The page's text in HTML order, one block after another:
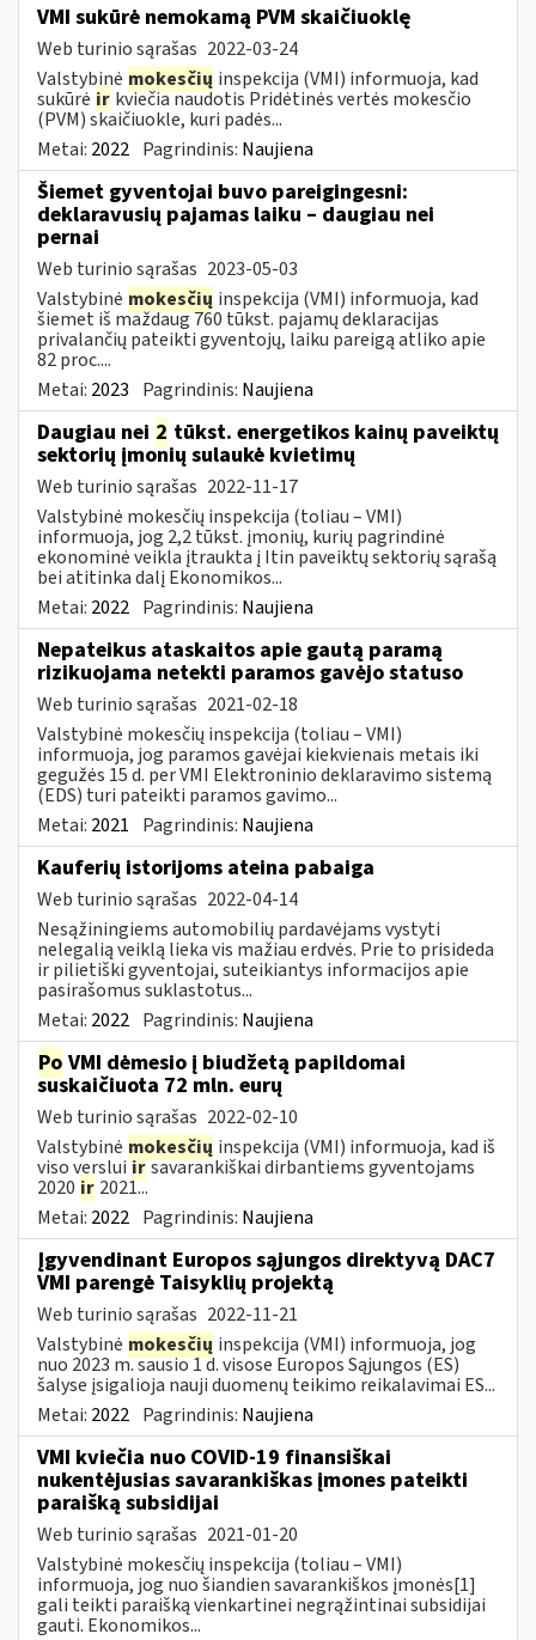
VMI sukūrė nemokamą PVM skaičiuoklę
Web turinio sąrašas 2022-03-24
Valstybinė mokesčių inspekcija (VMI) informuoja, kad
sukūrė ir kviečia naudotis Pridėtinės vertės mokesčio
(PVM) skaičiuokle, kuri padės...
Metai: 2022 Pagrindinis: Naujiena
Šiemet gyventojai buvo pareigingesni:
deklaravusių pajamas laiku – daugiau nei
pernai
Web turinio sąrašas 2023-05-03
Valstybinė mokesčių inspekcija (VMI) informuoja, kad
šiemet iš maždaug 760 tūkst. pajamų deklaracijas
privalančių pateikti gyventojų, laiku pareigą atliko apie
82 proc....
Metai: 2023 Pagrindinis: Naujiena
Daugiau nei 2 tūkst. energetikos kainų paveiktų
sektorių įmonių sulaukė kvietimų
Web turinio sąrašas 2022-11-17
Valstybinė mokesčių inspekcija (toliau – VMI)
informuoja, jog 2,2 tūkst. įmonių, kurių pagrindinė
ekonominė veikla įtraukta į Itin paveiktų sektorių sąrašą
bei atitinka dalį Ekonomikos...
Metai: 2022 Pagrindinis: Naujiena
Nepateikus ataskaitos apie gautą paramą
rizikuojama netekti paramos gavėjo statuso
Web turinio sąrašas 2021-02-18
Valstybinė mokesčių inspekcija (toliau – VMI)
informuoja, jog paramos gavėjai kiekvienais metais iki
gegužės 15 d. per VMI Elektroninio deklaravimo sistemą
(EDS) turi pateikti paramos gavimo...
Metai: 2021 Pagrindinis: Naujiena
Kauferių istorijoms ateina pabaiga
Web turinio sąrašas 2022-04-14
Nesąžiningiems automobilių pardavėjams vystyti
nelegalią veiklą lieka vis mažiau erdvės. Prie to prisideda
ir pilietiški gyventojai, suteikiantys informacijos apie
pasirašomus suklastotus...
Metai: 2022 Pagrindinis: Naujiena
Po VMI dėmesio į biudžetą papildomai
suskaičiuota 72 mln. eurų
Web turinio sąrašas 2022-02-10
Valstybinė mokesčių inspekcija (VMI) informuoja, kad iš
viso versluiirsavarankiškai dirbantiems gyventojams
2020 ir 2021...
Metai: 2022 Pagrindinis: Naujiena
Įgyvendinant Europos sąjungos direktyvą DAC7
VMI parengė Taisyklių projektą
Web turinio sąrašas 2022-11-21
Valstybinė mokesčių inspekcija (VMI) informuoja, jog
nuo 2023 m. sausio 1 d. visose Europos Sąjungos (ES)
šalyse įsigalioja nauji duomenų teikimo reikalavimai ES...
Metai: 2022 Pagrindinis: Naujiena
VMI kviečia nuo COVID-19 finansiškai
nukentėjusias savarankiškas įmones pateikti
paraišką subsidijai
Web turinio sąrašas 2021-01-20
Valstybinė mokesčių inspekcija (toliau – VMI)
informuoja, jog nuo šiandien savarankiškos įmonės[1]
gali teikti paraišką vienkartinei negrąžintinai subsidijai
gauti. Ekonomikos...